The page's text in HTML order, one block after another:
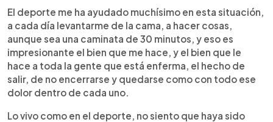
El deporte me ha ayudado muchísimo en esta situación,
a cada día levantarme de la cama, a hacer cosas,
aunque sea una caminata de 30 minutos, y eso es
impresionante el bien que me hace, y el bien que le
hace a toda la gente que está enferma, el hecho de
salir, de no encerrarse y quedarse como con todo ese
dolor dentro de cada uno.
Lo vivo como en el deporte, no siento que haya sido